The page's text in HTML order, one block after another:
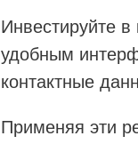
Инвестируйте
удобным
контактные
Применяя эти